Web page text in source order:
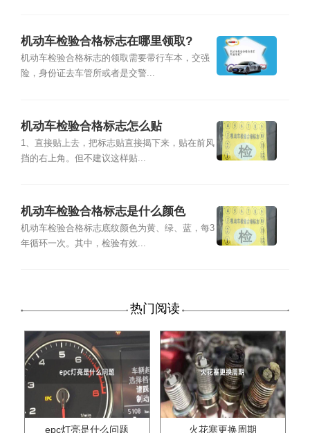
机动车检验合格标志在哪里领取?
机动车检验合格标志的领取需要带行车本，交强
险，身份证去车管所或者是交警...
机动车检验合格标志怎么贴
1、直接贴上去，把标志贴直接揭下来，贴在前风
挡的右上角。但不建议这样贴...
机动车检验合格标志是什么颜色
机动车检验合格标志底纹颜色为黄、绿、蓝，每3
年循环一次。其中，检验有效...
热门阅读
epc灯亮是什么问题 火花塞更换周期